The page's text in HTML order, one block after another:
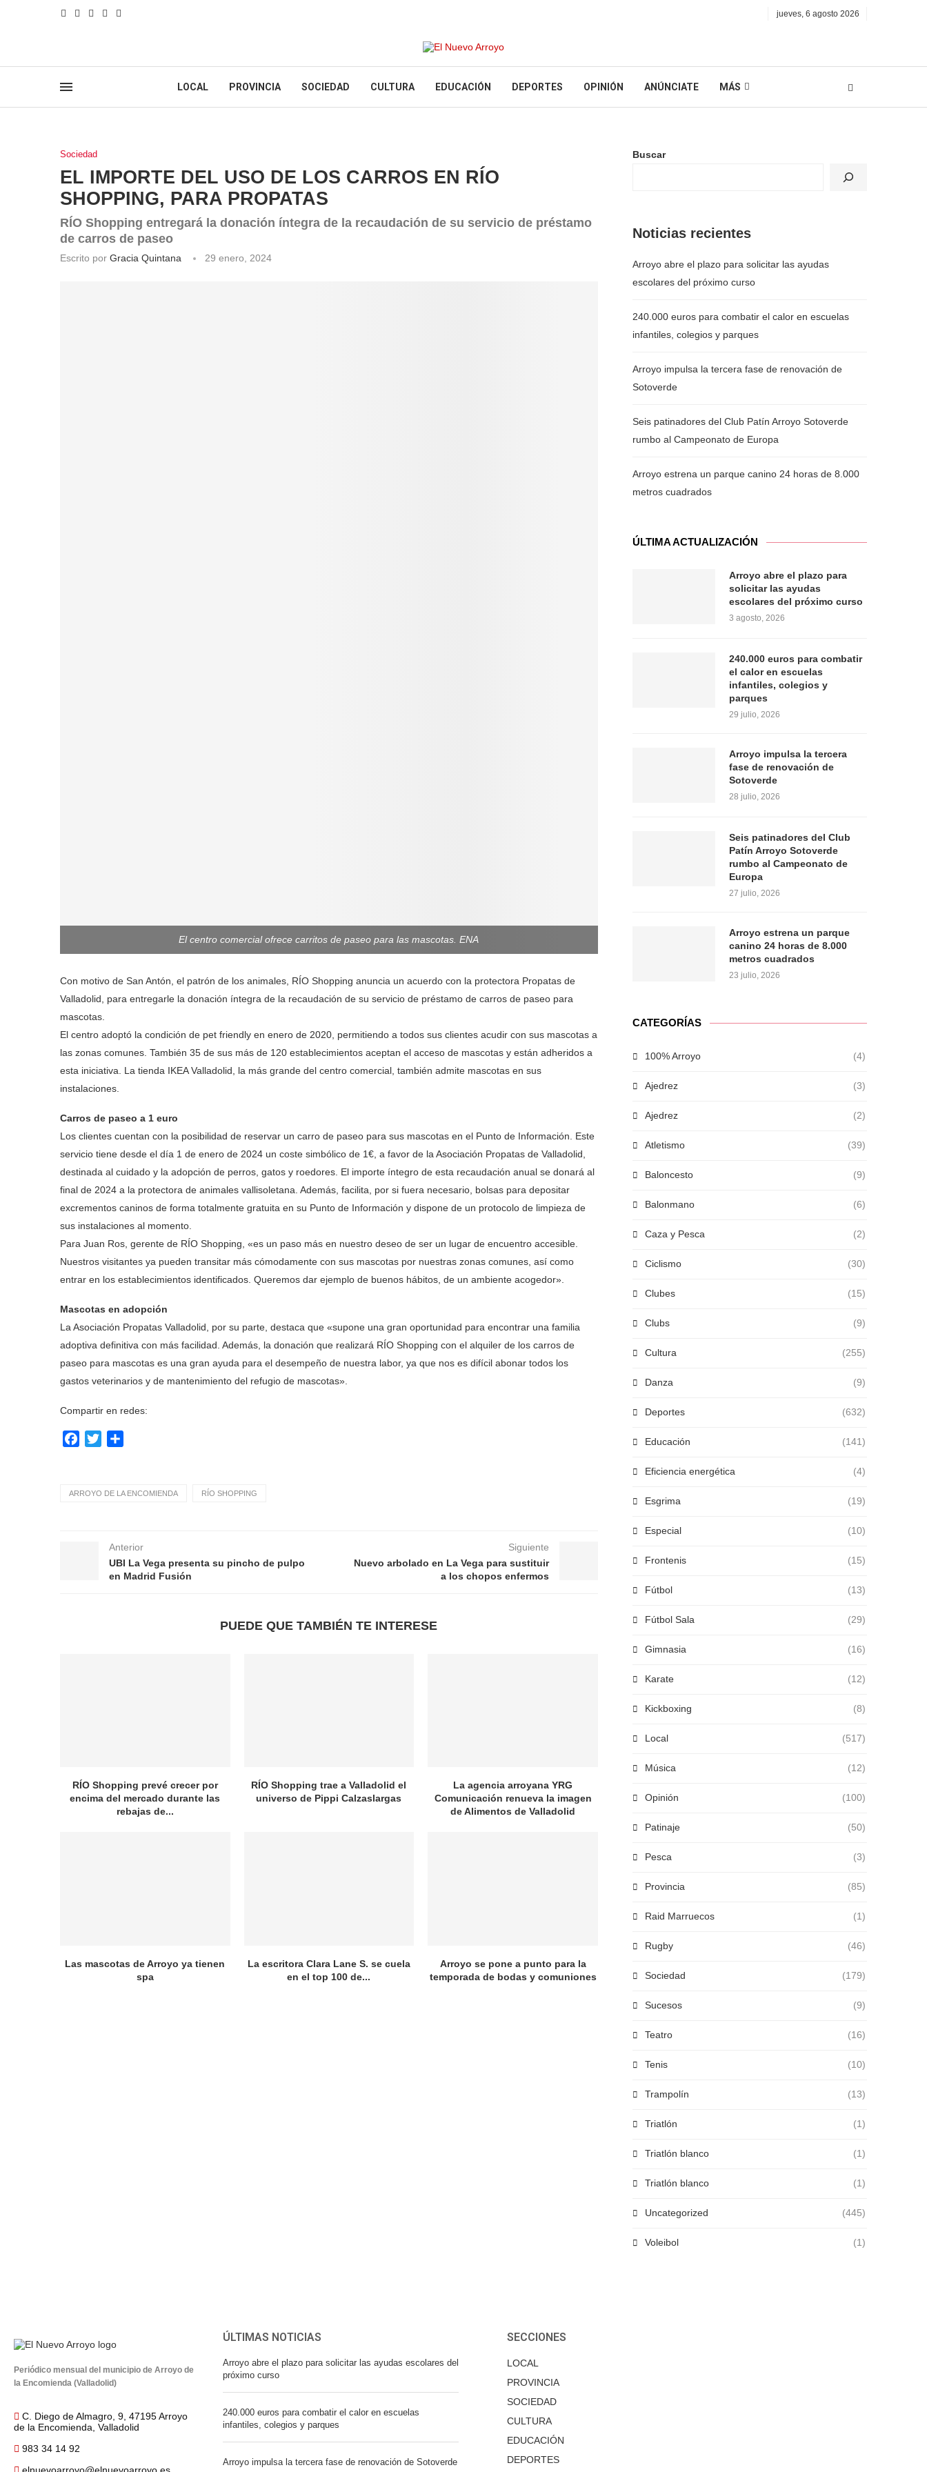
jueves, 6 agosto 2026
LOCAL PROVINCIA SOCIEDAD CULTURA EDUCACIÓN DEPORTES OPINIÓN ANÚNCIATE MÁS
Sociedad
EL IMPORTE DEL USO DE LOS CARROS EN RÍO
SHOPPING, PARA PROPATAS
RÍO Shopping entregará la donación íntegra de la recaudación de su servicio de préstamo
de carros de paseo
Escrito por Gracia Quintana 29 enero, 2024
El centro comercial ofrece carritos de paseo para las mascotas. ENA
Con motivo de San Antón, el patrón de los animales, RÍO Shopping anuncia un acuerdo con la protectora Propatas de
Valladolid, para entregarle la donación íntegra de la recaudación de su servicio de préstamo de carros de paseo para
mascotas.
El centro adoptó la condición de pet friendly en enero de 2020, permitiendo a todos sus clientes acudir con sus mascotas a
las zonas comunes. También 35 de sus más de 120 establecimientos aceptan el acceso de mascotas y están adheridos a
esta iniciativa. La tienda IKEA Valladolid, la más grande del centro comercial, también admite mascotas en sus
instalaciones.
Carros de paseo a 1 euro
Los clientes cuentan con la posibilidad de reservar un carro de paseo para sus mascotas en el Punto de Información. Este
servicio tiene desde el día 1 de enero de 2024 un coste simbólico de 1€, a favor de la Asociación Propatas de Valladolid,
destinada al cuidado y la adopción de perros, gatos y roedores. El importe íntegro de esta recaudación anual se donará al
final de 2024 a la protectora de animales vallisoletana. Además, facilita, por si fuera necesario, bolsas para depositar
excrementos caninos de forma totalmente gratuita en su Punto de Información y dispone de un protocolo de limpieza de
sus instalaciones al momento.
Para Juan Ros, gerente de RÍO Shopping, «es un paso más en nuestro deseo de ser un lugar de encuentro accesible.
Nuestros visitantes ya pueden transitar más cómodamente con sus mascotas por nuestras zonas comunes, así como
entrar en los establecimientos identificados. Queremos dar ejemplo de buenos hábitos, de un ambiente acogedor».
Mascotas en adopción
La Asociación Propatas Valladolid, por su parte, destaca que «supone una gran oportunidad para encontrar una familia
adoptiva definitiva con más facilidad. Además, la donación que realizará RÍO Shopping con el alquiler de los carros de
paseo para mascotas es una gran ayuda para el desempeño de nuestra labor, ya que nos es difícil abonar todos los
gastos veterinarios y de mantenimiento del refugio de mascotas».
Compartir en redes:
Facebook
Twitter
ARROYO DE LA ENCOMIENDA RÍO SHOPPING
Anterior
UBI La Vega presenta su pincho de pulpo
en Madrid Fusión
Siguiente
Nuevo arbolado en La Vega para sustituir
a los chopos enfermos
PUEDE QUE TAMBIÉN TE INTERESE
RÍO Shopping prevé crecer por
encima del mercado durante las
rebajas de...
RÍO Shopping trae a Valladolid el
universo de Pippi Calzaslargas
La agencia arroyana YRG
Comunicación renueva la imagen
de Alimentos de Valladolid
Las mascotas de Arroyo ya tienen
spa
La escritora Clara Lane S. se cuela
en el top 100 de...
Arroyo se pone a punto para la
temporada de bodas y comuniones
Buscar
Noticias recientes
Arroyo abre el plazo para solicitar las ayudas
escolares del próximo curso
240.000 euros para combatir el calor en escuelas
infantiles, colegios y parques
Arroyo impulsa la tercera fase de renovación de
Sotoverde
Seis patinadores del Club Patín Arroyo Sotoverde
rumbo al Campeonato de Europa
Arroyo estrena un parque canino 24 horas de 8.000
metros cuadrados
ÚLTIMA ACTUALIZACIÓN
Arroyo abre el plazo para
solicitar las ayudas
escolares del próximo curso
3 agosto, 2026
240.000 euros para combatir
el calor en escuelas
infantiles, colegios y
parques
29 julio, 2026
Arroyo impulsa la tercera
fase de renovación de
Sotoverde
28 julio, 2026
Seis patinadores del Club
Patín Arroyo Sotoverde
rumbo al Campeonato de
Europa
27 julio, 2026
Arroyo estrena un parque
canino 24 horas de 8.000
metros cuadrados
23 julio, 2026
CATEGORÍAS
100% Arroyo (4)
Ajedrez (3)
Ajedrez (2)
Atletismo (39)
Baloncesto (9)
Balonmano (6)
Caza y Pesca (2)
Ciclismo (30)
Clubes (15)
Clubs (9)
Cultura (255)
Danza (9)
Deportes (632)
Educación (141)
Eficiencia energética (4)
Esgrima (19)
Especial (10)
Frontenis (15)
Fútbol (13)
Fútbol Sala (29)
Gimnasia (16)
Karate (12)
Kickboxing (8)
Local (517)
Música (12)
Opinión (100)
Patinaje (50)
Pesca (3)
Provincia (85)
Raid Marruecos (1)
Rugby (46)
Sociedad (179)
Sucesos (9)
Teatro (16)
Tenis (10)
Trampolín (13)
Triatlón (1)
Triatlón blanco (1)
Triatlón blanco (1)
Uncategorized (445)
Voleibol (1)
Periódico mensual del municipio de Arroyo de
la Encomienda (Valladolid)
C. Diego de Almagro, 9, 47195 Arroyo
de la Encomienda, Valladolid
983 34 14 92
ÚLTIMAS NOTICIAS
Arroyo abre el plazo para solicitar las ayudas escolares del
próximo curso
240.000 euros para combatir el calor en escuelas
infantiles, colegios y parques
Arroyo impulsa la tercera fase de renovación de Sotoverde
SECCIONES
LOCAL
PROVINCIA
SOCIEDAD
CULTURA
EDUCACIÓN
DEPORTES